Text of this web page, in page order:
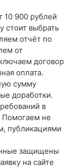
10 900 рублей
стоит выбрать
отчёт по
от
договор
оплата.
сумму
доработки.
в
Помогаем не
публикациями
защищены
на сайте